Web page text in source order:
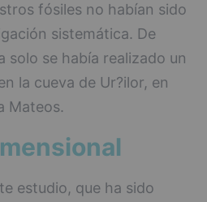
fósiles no habían sido
sistemática. De
solo se había realizado un
la cueva de Ur?ilor, en
Mateos.
estudio, que ha sido